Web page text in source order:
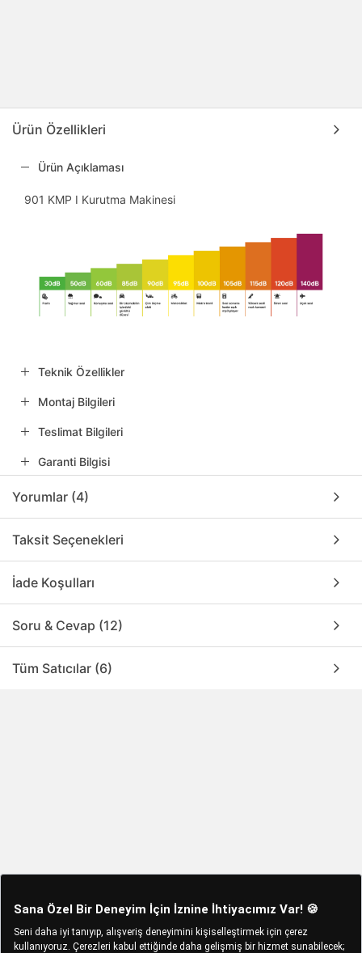
Ürün Özellikleri
Ürün Açıklaması
901 KMP I Kurutma Makinesi
Teknik Özellikler
Montaj Bilgileri
Teslimat Bilgileri
Garanti Bilgisi
Yorumlar (4)
Taksit Seçenekleri
İade Koşulları
Soru & Cevap (12)
Tüm Satıcılar (6)